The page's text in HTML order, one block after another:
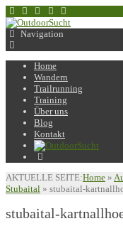
Navigation
Home
Wandern
Trailrunning
Training
Über uns
Blog
Kontakt
AKTUELLE SEITE:Home »
Stubaital » stubaital-
stubaital-